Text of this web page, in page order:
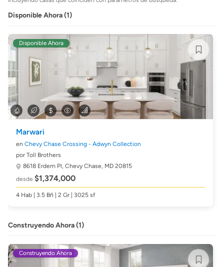
Disponible Ahora (1)
Disponible Ahora
Marwari
en Chevy Chase Crossing - Adwyn Collection
por Toll Brothers
8618 Erdem Pl, Chevy Chase, MD 20815
desde $1,374,000
4 Hab | 3.5 Bñ | 2 Gr | 3025 sf
Construyendo Ahora (1)
Construyendo Ahora